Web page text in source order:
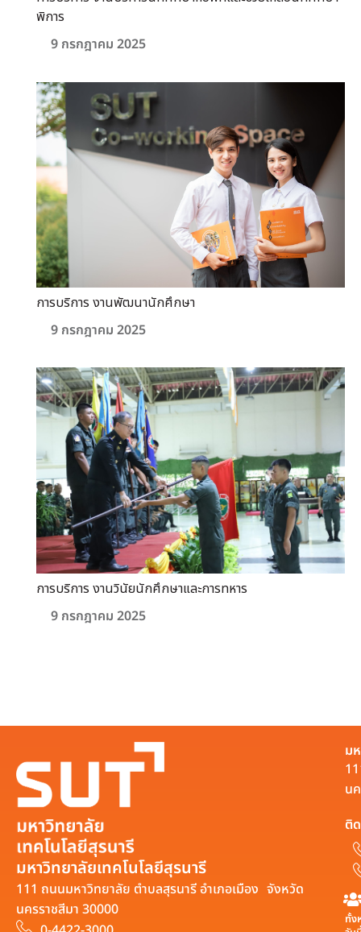
พิการ
9 กรกฎาคม 2025
การบริการ งานพัฒนานักศึกษา
9 กรกฎาคม 2025
การบริการ งานวินัยนักศึกษาและการทหาร
9 กรกฎาคม 2025
มหาวิทยาลัยเทคโนโลยีสุรนารี
111 ถนนมหาวิทยาลัย ตำบลสุรนารี อำเภอเมือง จังหวัด
นครราชสีมา 30000
ม
น
ติ
ทั้ง